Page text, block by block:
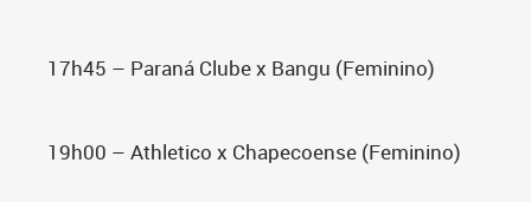
17h45 – Paraná Clube x Bangu (Feminino)
19h00 – Athletico x Chapecoense (Feminino)